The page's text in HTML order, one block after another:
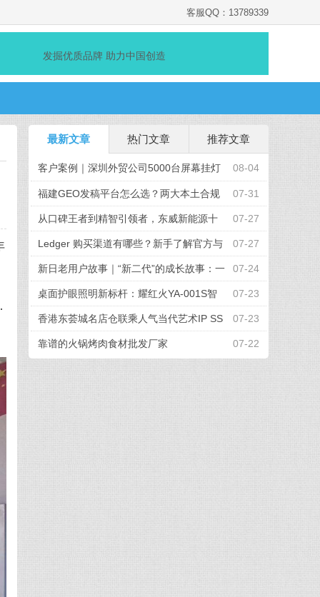
客服QQ：13789339
发掘优质品牌 助力中国创造
最新文章 热门文章 推荐文章
08-04
客户案例｜深圳外贸公司5000台屏幕挂灯
采购项目顺利完成 07-31
福建GEO发稿平台怎么选？两大本土合规
推广平台实测推荐 07-27
从口碑王者到精智引领者，东威新能源十
周年发布全新品牌战略 07-27
Ledger 购买渠道有哪些？新手了解官方与
授权路径的完整参考 07-24
新日老用户故事｜“新二代”的成长故事：一
起出发的“移动伙伴” 07-23
桌面护眼照明新标杆：耀红火YA-001S智
能屏幕挂灯，办公电竞全场景适配 07-23
香港东荟城名店仓联乘人气当代艺术IP SS
EBONGRAMA 携手打造全球首个「躺平一 07-22
靠谱的火锅烤肉食材批发厂家